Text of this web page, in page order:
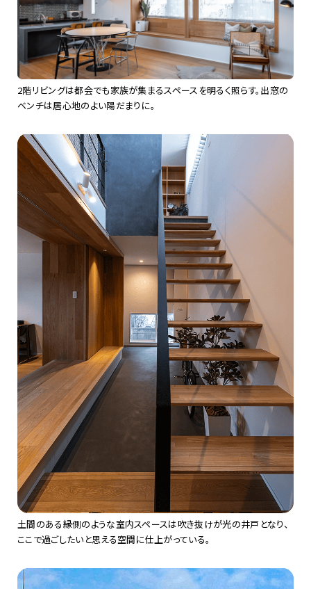
2階リビングは都会でも家族が集まるスペースを明るく照らす。出窓の
ベンチは居心地のよい陽だまりに。​
土間のある縁側のような室内スペースは吹き抜けが光の井戸となり、
ここで過ごしたいと思える空間に仕上がっている。​